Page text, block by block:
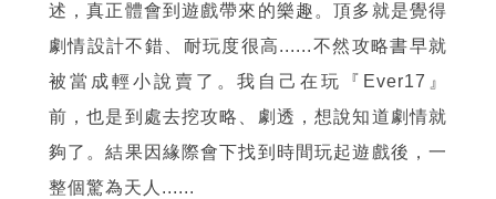
述，真正體會到遊戲帶來的樂趣。頂多就是覺得
劇情設計不錯、耐玩度很高......不然攻略書早就
被當成輕小說賣了。我自己在玩『Ever17』
前，也是到處去挖攻略、劇透，想說知道劇情就
夠了。結果因緣際會下找到時間玩起遊戲後，一
整個驚為天人......